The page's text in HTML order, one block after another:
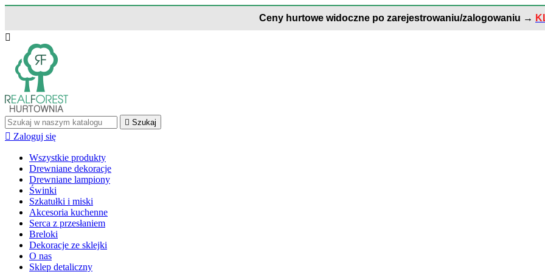
Ceny hurtowe widoczne po zarejestrowaniu/zalogowaniu →

 Szukaj
 Zaloguj się
Wszystkie produkty
Drewniane dekoracje
Drewniane lampiony
Świnki
Szkatułki i miski
Akcesoria kuchenne
Serca z przesłaniem
Breloki
Dekoracje ze sklejki
O nas
Sklep detaliczny